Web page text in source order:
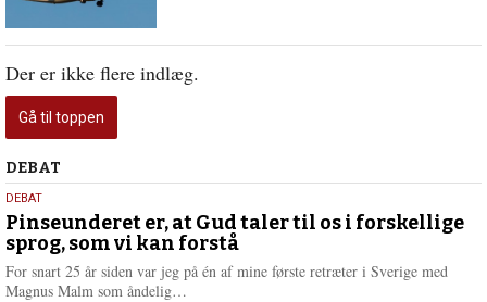
Der er ikke flere indlæg.
Gå til toppen
Debat
DEBAT
5.
august
2026
DEBAT
Pinseunderet er, at Gud taler til os i forskellige
sprog, som vi kan forstå
For snart 25 år siden var jeg på én af mine første retræter i Sverige med
Magnus Malm som åndelig…